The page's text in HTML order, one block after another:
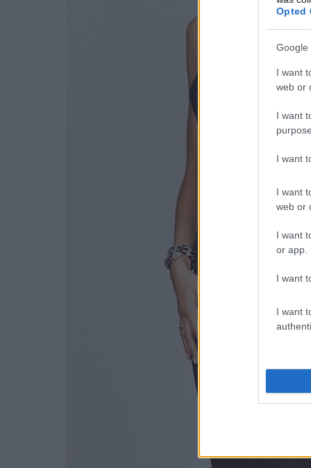
Opted
Google
I want
web or
I want
I want
I want
web or
I want
or app.
I want
I want